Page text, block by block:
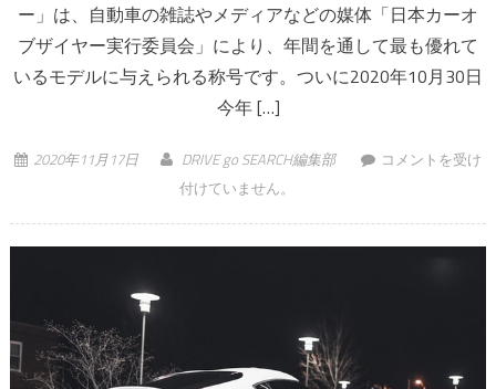
ー」は、自動車の雑誌やメディアなどの媒体「日本カーオ
ブザイヤー実行委員会」により、年間を通して最も優れて
いるモデルに与えられる称号です。ついに2020年10月30日
今年 […]
2020年11月17日 DRIVE go SEARCH編集部
2020-2021 日本カ
コメントを受け
付けていません。